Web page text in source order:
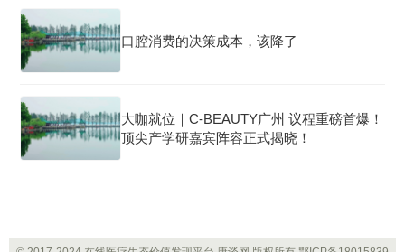
口腔消费的决策成本，该降了
大咖就位｜C-BEAUTY广州 议程重磅首爆！
顶尖产学研嘉宾阵容正式揭晓！